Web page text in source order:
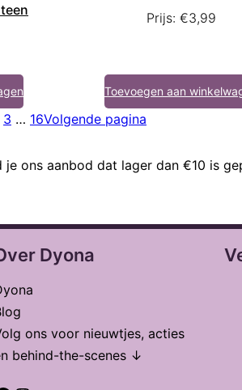
Prijs: €3,99
Toevoegen aan
3 … 16Volgende pagina
ons aanbod dat lager dan €10 is
Dyona
ons voor nieuwtjes, acties
behind-the-scenes ↓